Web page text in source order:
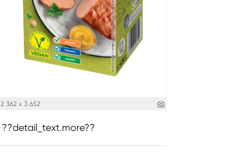
2 362 x 3 652
??detail_text.more??